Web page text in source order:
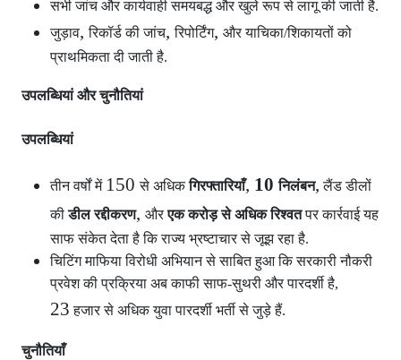
सभी जांच और कार्यवाही समयबद्ध और खुले रूप से लागू की जाती है.
जुड़ाव,रिकॉर्ड की जांच,रिपोर्टिंग, और याचिका/शिकायतों को
प्राथमिकता दी जाती है.
उपलब्धियां और चुनौतियां
उपलब्धियां
तीन वर्षों में 150से अधिकगिरफ्तारियाँ, 10निलंबन, लैंड डीलों
की डील रद्दीकरण, और एक करोड़ से अधिक रिश्वत पर कार्रवाई यह
साफ संकेत देता है कि राज्य भ्रष्टाचार से जूझ रहा है.
चिटिंग माफिया विरोधी अभियान से साबित हुआ कि सरकारी नौकरी
प्रवेश की प्रक्रिया अब काफी साफ-सुथरी और पारदर्शी है,
23 हजार से अधिक युवा पारदर्शी भर्ती से जुड़े हैं.
चुनौतियाँ